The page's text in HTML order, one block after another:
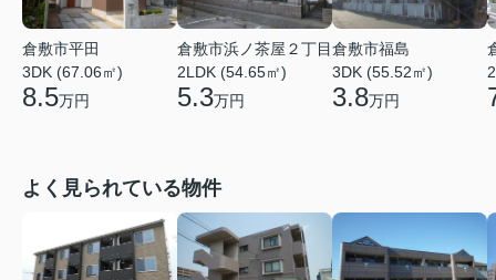
倉敷市平田
3DK (67.06㎡)
8.5万円
倉敷市浜ノ茶屋２丁目
2LDK (54.65㎡)
5.3万円
倉敷市福島
3DK (55.52㎡)
3.8万円
よく見られている物件